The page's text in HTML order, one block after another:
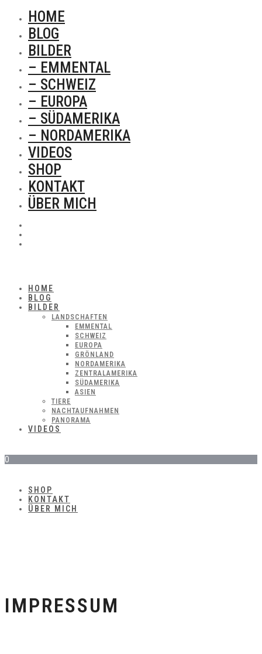
HOME
BLOG
BILDER
– EMMENTAL
– SCHWEIZ
– EUROPA
– SÜDAMERIKA
– NORDAMERIKA
VIDEOS
SHOP
KONTAKT
ÜBER MICH
HOME
BLOG
BILDER
LANDSCHAFTEN
EMMENTAL
SCHWEIZ
EUROPA
GRÖNLAND
NORDAMERIKA
ZENTRALAMERIKA
SÜDAMERIKA
ASIEN
TIERE
NACHTAUFNAHMEN
PANORAMA
VIDEOS
0
SHOP
KONTAKT
ÜBER MICH
IMPRESSUM